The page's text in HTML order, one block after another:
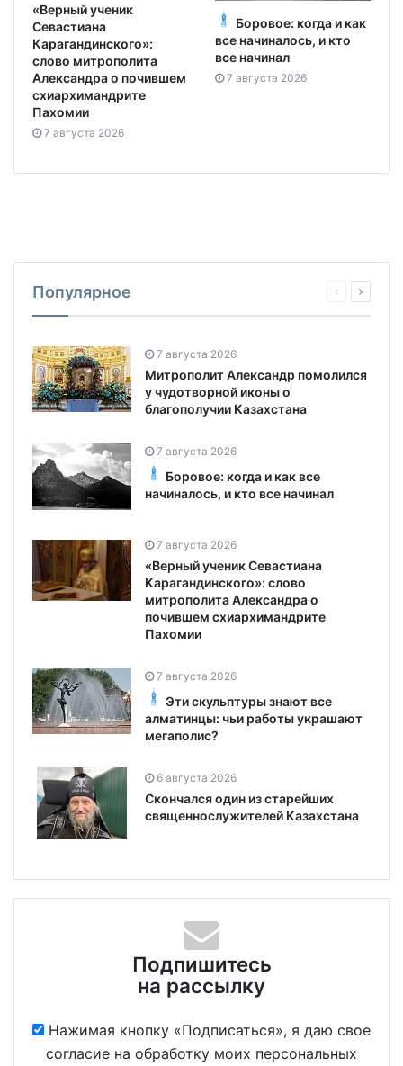
«Верный ученик
Севастиана
Карагандинского»:
слово митрополита
Александра о почившем
схиархимандрите
Пахомии
7 августа 2026
Боровое: когда и как
все начиналось, и кто
все начинал
7 августа 2026
Популярное
7 августа 2026
Митрополит Александр помолился
у чудотворной иконы о
благополучии Казахстана
7 августа 2026
Боровое: когда и как все
начиналось, и кто все начинал
7 августа 2026
«Верный ученик Севастиана
Карагандинского»: слово
митрополита Александра о
почившем схиархимандрите
Пахомии
7 августа 2026
Эти скульптуры знают все
алматинцы: чьи работы украшают
мегаполис?
6 августа 2026
Скончался один из старейших
священнослужителей Казахстана
Подпишитесь
на рассылку
Нажимая кнопку «Подписаться», я даю свое
согласие на обработку моих персональных